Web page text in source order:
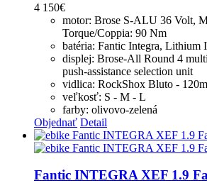
4 150€
motor: Brose S-ALU 36 Volt,
Torque/Coppia: 90 Nm
batéria: Fantic Integra, Lithium
displej: Brose-All Round 4
push-assistance selection unit
vidlica: RockShox Bluto -
veľkosť: S - M - L
farby: olivovo-zelená
Objednať Detail
Fantic INTEGRA XEF 1.9